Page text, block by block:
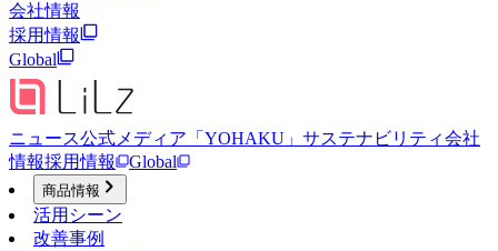
会社情報
採用情報
Global
ニュース公式メディア「YOHAKU」 サステナビリティ会社
情報採用情報 Global
商品情報
活用シーン
改善事例